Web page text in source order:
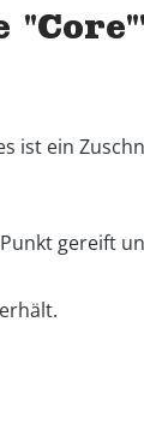
ist ein
gereift